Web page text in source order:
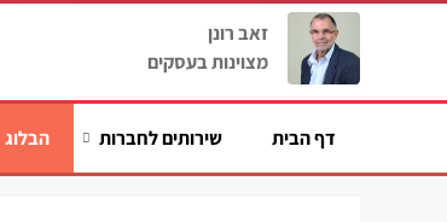
זאב רונן
מצוינות בעסקים
דף הבית שירותים לחברות הבלוג